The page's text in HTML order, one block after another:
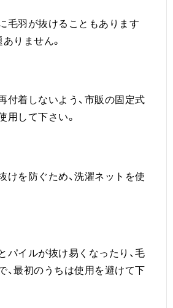
毛羽が抜けることもあります
りません。
付着しないよう、市販の固定式
用して下さい。
けを防ぐため、洗濯ネットを使
パイルが抜け易くなったり、毛
、最初のうちは使用を避けて下